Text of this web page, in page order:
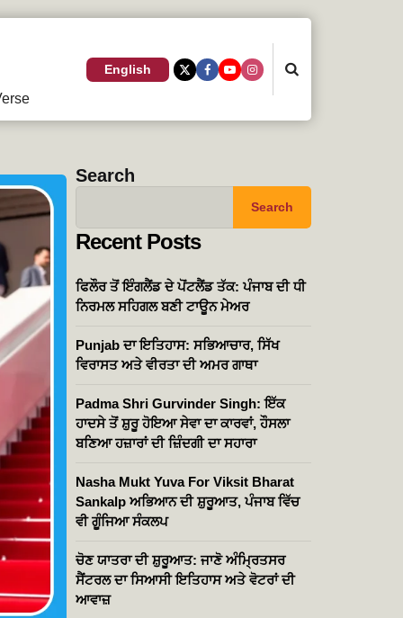
English
Search
Search
Recent Posts
ਫਿਲੌਰ ਤੋਂ ਇੰਗਲੈਂਡ ਦੇ ਪੋਂਟਲੈਂਡ ਤੱਕ: ਪੰਜਾਬ ਦੀ ਧੀ
ਨਿਰਮਲ ਸਹਿਗਲ ਬਣੀ ਟਾਊਨ ਮੇਅਰ
Punjab ਦਾ ਇਤਿਹਾਸ: ਸਭਿਆਚਾਰ, ਸਿੱਖ
ਵਿਰਾਸਤ ਅਤੇ ਵੀਰਤਾ ਦੀ ਅਮਰ ਗਾਥਾ
Padma Shri Gurvinder Singh: ਇੱਕ
ਹਾਦਸੇ ਤੋਂ ਸ਼ੁਰੂ ਹੋਇਆ ਸੇਵਾ ਦਾ ਕਾਰਵਾਂ, ਹੌਸਲਾ
ਬਣਿਆ ਹਜ਼ਾਰਾਂ ਦੀ ਜ਼ਿੰਦਗੀ ਦਾ ਸਹਾਰਾ
Nasha Mukt Yuva For Viksit Bharat
Sankalp ਅਭਿਆਨ ਦੀ ਸ਼ੁਰੂਆਤ, ਪੰਜਾਬ ਵਿੱਚ
ਵੀ ਗੂੰਜਿਆ ਸੰਕਲਪ
ਚੋਣ ਯਾਤਰਾ ਦੀ ਸ਼ੁਰੂਆਤ: ਜਾਣੋ ਅੰਮ੍ਰਿਤਸਰ
ਸੈਂਟਰਲ ਦਾ ਸਿਆਸੀ ਇਤਿਹਾਸ ਅਤੇ ਵੋਟਰਾਂ ਦੀ
ਆਵਾਜ਼